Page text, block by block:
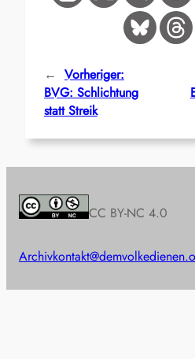
← Vorheriger:
BVG: Schlichtung
statt Streik
CC BY-NC 4.0
Archiv